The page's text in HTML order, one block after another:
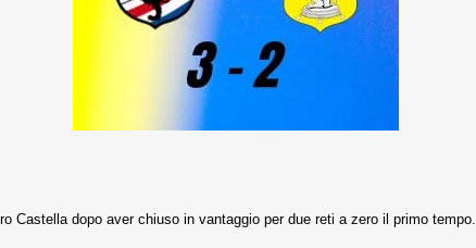
Castella dopo aver chiuso in vantaggio per due reti a zero il primo tempo.